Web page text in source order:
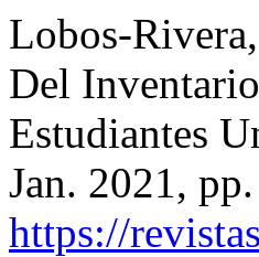
Lobos-
Del
Estudiantes
Jan. 2021,
https://